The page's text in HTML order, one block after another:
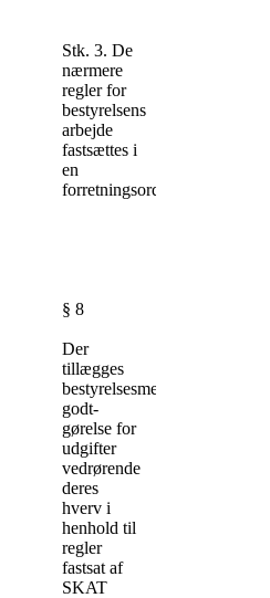
Stk. 3. De
nærmere
regler for
bestyrelsens
arbej­de
fastsættes i
en
forretningsorden.
§ 8
Der
tillægges
bestyrelsesmedlemmer
godt­
gørelse for
udgifter
vedrørende
deres
hverv i
henhold til
regler
fastsat af
SKAT